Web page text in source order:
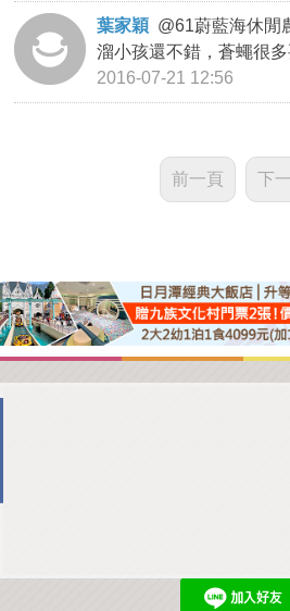
葉家穎 @61蔚藍海休閒
溜小孩還不錯，蒼蠅很多
2016-07-21 12:56
前一頁 下